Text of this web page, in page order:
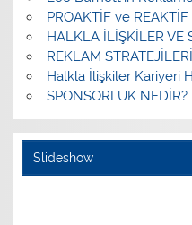
PROAKTİF ve
HALKLA İLİŞKİLER VE
REKLAM STRATEJİLERİ
Halkla İlişkiler Kariyeri
SPONSORLUK NEDİR?
Slideshow